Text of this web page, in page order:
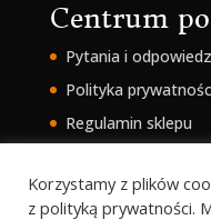
Centrum
Pytania i
Polityka
Regulamin sklepu
Korzystamy z plików
z polityką prywatności.